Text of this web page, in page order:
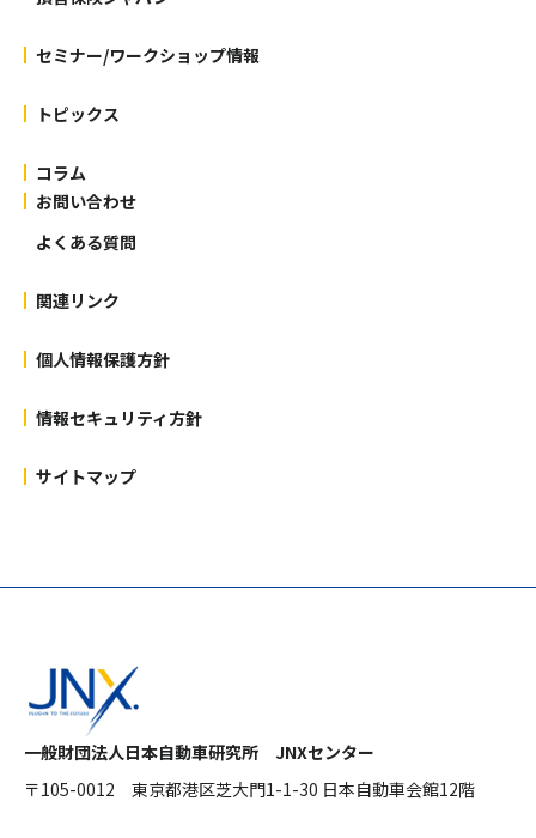
セミナー/ワークショップ情報
トピックス
コラム
お問い合わせ
よくある質問
関連リンク
個人情報保護方針
情報セキュリティ方針
サイトマップ
一般財団法人日本自動車研究所 JNXセンター
〒105-0012 東京都港区芝大門1-1-30 日本自動車会館12階